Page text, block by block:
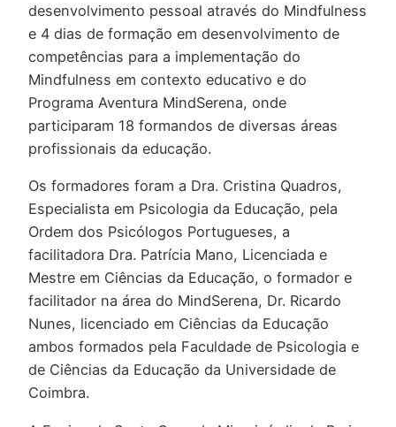
desenvolvimento pessoal através do Mindfulness
e 4 dias de formação em desenvolvimento de
competências para a implementação do
Mindfulness em contexto educativo e do
Programa Aventura MindSerena, onde
participaram 18 formandos de diversas áreas
profissionais da educação.
Os formadores foram a Dra. Cristina Quadros,
Especialista em Psicologia da Educação, pela
Ordem dos Psicólogos Portugueses, a
facilitadora Dra. Patrícia Mano, Licenciada e
Mestre em Ciências da Educação, o formador e
facilitador na área do MindSerena, Dr. Ricardo
Nunes, licenciado em Ciências da Educação
ambos formados pela Faculdade de Psicologia e
de Ciências da Educação da Universidade de
Coimbra.